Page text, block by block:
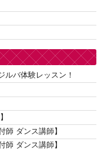
ルバ体験レッスン！
師 ダンス講師】
師 ダンス講師】